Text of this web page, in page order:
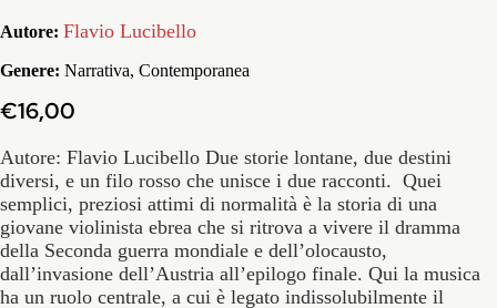
Autore: Flavio Lucibello
Genere: Narrativa, Contemporanea
€16,00
Autore: Flavio Lucibello Due storie lontane, due destini
diversi, e un filo rosso che unisce i due racconti. Quei
semplici, preziosi attimi di normalità è la storia di una
giovane violinista ebrea che si ritrova a vivere il dramma
della Seconda guerra mondiale e dell’olocausto,
dall’invasione dell’Austria all’epilogo finale. Qui la musica
ha un ruolo centrale, a cui è legato indissolubilmente il